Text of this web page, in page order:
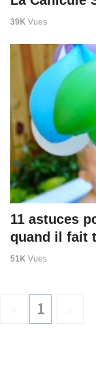
39K Vues
11 astuces
quand il fait
51K Vues
1